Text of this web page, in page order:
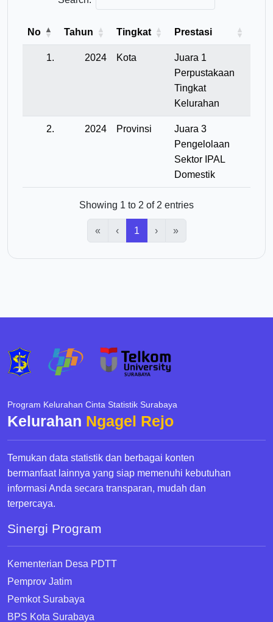
No Tahun Tingkat Prestasi
1. 2024 Kota
Juara 1
Perpustakaan
Tingkat
Kelurahan
2. 2024 Provinsi
Juara 3
Pengelolaan
Sektor IPAL
Domestik
Showing 1 to 2 of 2 entries
« ‹ 1 › »
Program Kelurahan Cinta Statistik Surabaya
Kelurahan Ngagel Rejo
Temukan data statistik dan berbagai konten
bermanfaat lainnya yang siap memenuhi kebutuhan
informasi Anda secara transparan, mudah dan
terpercaya.
Sinergi Program
Kementerian Desa PDTT
Pemprov Jatim
Pemkot Surabaya
BPS Kota Surabaya